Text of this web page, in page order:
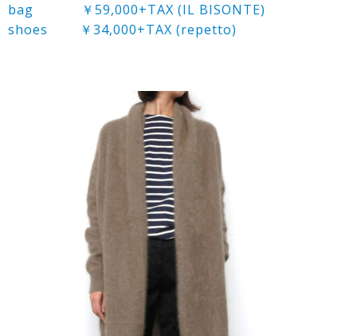
bag ￥59,000+TAX (IL BISONTE)
shoes ￥34,000+TAX (repetto)